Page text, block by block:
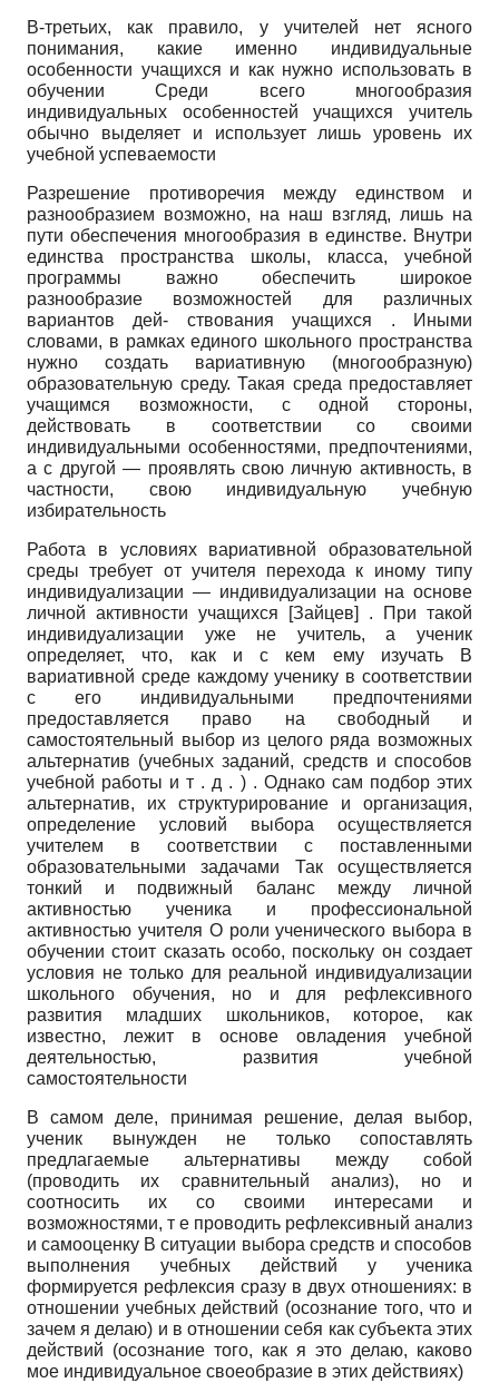
В-третьих, как правило, у учителей нет ясного
понимания, какие именно индивидуальные
особенности учащихся и как нужно использовать в
обучении Среди всего многообразия
индивидуальных особенностей учащихся учитель
обычно выделяет и использует лишь уровень их
учебной успеваемости
Разрешение противоречия между единством и
разнообразием возможно, на наш взгляд, лишь на
пути обеспечения многообразия в единстве. Внутри
единства пространства школы, класса, учебной
программы важно обеспечить широкое
разнообразие возможностей для различных
вариантов дей- ствования учащихся . Иными
словами, в рамках единого школьного пространства
нужно создать вариативную (многообразную)
образовательную среду. Такая среда предоставляет
учащимся возможности, с одной стороны,
действовать в соответствии со своими
индивидуальными особенностями, предпочтениями,
а с другой — проявлять свою личную активность, в
частности, свою индивидуальную учебную
избирательность
Работа в условиях вариативной образовательной
среды требует от учителя перехода к иному типу
индивидуализации — индивидуализации на основе
личной активности учащихся
[Зайцев]
. При такой
индивидуализации уже не учитель, а ученик
определяет, что, как и с кем ему изучать В
вариативной среде каждому ученику в соответствии
с его индивидуальными предпочтениями
предоставляется право на свободный и
самостоятельный выбор из целого ряда возможных
альтернатив (учебных заданий, средств и способов
учебной работы и т . д . ) . Однако сам подбор этих
альтернатив, их структурирование и организация,
определение условий выбора осуществляется
учителем в соответствии с поставленными
образовательными задачами Так осуществляется
тонкий и подвижный баланс между личной
активностью ученика и профессиональной
активностью учителя О роли ученического выбора в
обучении стоит сказать особо, поскольку он создает
условия не только для реальной индивидуализации
школьного обучения, но и для рефлексивного
развития младших школьников, которое, как
известно, лежит в основе овладения учебной
деятельностью, развития учебной
самостоятельности
В самом деле, принимая решение, делая выбор,
ученик вынужден не только сопоставлять
предлагаемые альтернативы между собой
(проводить их сравнительный анализ), но и
соотносить их со своими интересами и
возможностями, т е проводить рефлексивный анализ
и самооценку В ситуации выбора средств и способов
выполнения учебных действий у ученика
формируется рефлексия сразу в двух отношениях: в
отношении учебных действий (осознание того, что и
зачем я делаю) и в отношении себя как субъекта этих
действий (осознание того, как я это делаю, каково
мое индивидуальное своеобразие в этих действиях)